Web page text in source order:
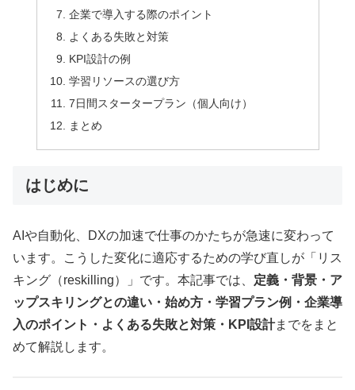
企業で導入する際のポイント
よくある失敗と対策
KPI設計の例
学習リソースの選び方
7日間スタータープラン（個人向け）
まとめ
はじめに
AIや自動化、DXの加速で仕事のかたちが急速に変わって
います。こうした変化に適応するための学び直しが「リス
キング（reskilling）」です。本記事では、 定義・背景・ア
ップスキリングとの違い・始め方・学習プラン例・企業導
入のポイント・よくある失敗と対策・KPI設計までをまと
めて解説します。